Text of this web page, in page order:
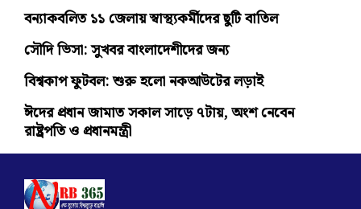
বন্যাকবলিত ১১ জেলায় স্বাস্থ্যকর্মীদের ছুটি বাতিল
সৌদি ভিসা: সুখবর বাংলাদেশীদের জন্য
বিশ্বকাপ ফুটবল: শুরু হলো নকআউটের লড়াই
ঈদের প্রধান জামাত সকাল সাড়ে ৭টায়, অংশ নেবেন
রাষ্ট্রপতি ও প্রধানমন্ত্রী